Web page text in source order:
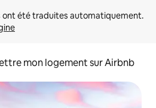
mon logement sur Airbnb